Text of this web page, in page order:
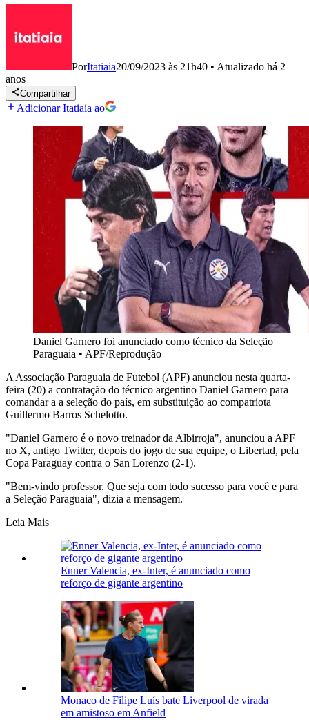
PorItatiaia20/09/2023 às 21h40 • Atualizado há 2
anos
Compartilhar
Adicionar Itatiaia ao
Daniel Garnero foi anunciado como técnico da Seleção
Paraguaia • APF/Reprodução
A Associação Paraguaia de Futebol (APF) anunciou nesta quarta-
feira (20) a contratação do técnico argentino Daniel Garnero para
comandar a a seleção do país, em substituição ao compatriota
Guillermo Barros Schelotto.
"Daniel Garnero é o novo treinador da Albirroja", anunciou a APF
no X, antigo Twitter, depois do jogo de sua equipe, o Libertad, pela
Copa Paraguay contra o San Lorenzo (2-1).
"Bem-vindo professor. Que seja com todo sucesso para você e para
a Seleção Paraguaia", dizia a mensagem.
Leia Mais
Enner Valencia, ex-Inter, é anunciado como
reforço de gigante argentino
Monaco de Filipe Luís bate Liverpool de virada
em amistoso em Anfield